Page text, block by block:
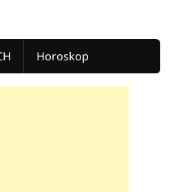
Horoskop